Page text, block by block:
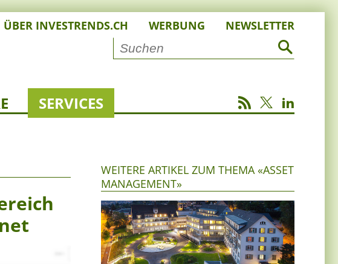
ÜBER INVESTRENDS.CH WERBUNG NEWSLETTER
SERVICES
WEITERE ARTIKEL ZUM THEMA «ASSET
MANAGEMENT»